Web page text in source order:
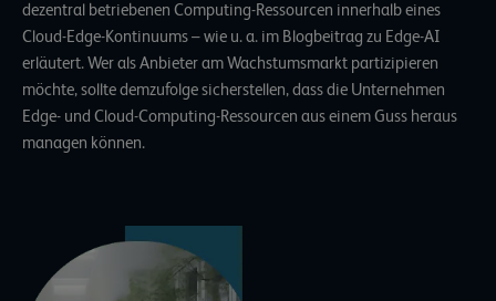
dezentral betriebenen Computing-Ressourcen innerhalb eines
Cloud-Edge-Kontinuums – wie u. a. im Blogbeitrag zu Edge-AI
erläutert. Wer als Anbieter am Wachstumsmarkt partizipieren
möchte, sollte demzufolge sicherstellen, dass die Unternehmen
Edge- und Cloud-Computing-Ressourcen aus einem Guss heraus
managen können.